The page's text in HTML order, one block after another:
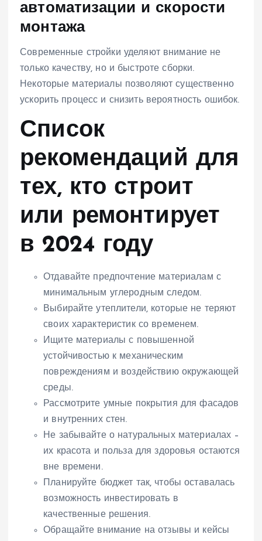
автоматизации и скорости
монтажа
Современные стройки уделяют внимание не
только качеству, но и быстроте сборки.
Некоторые материалы позволяют существенно
ускорить процесс и снизить вероятность ошибок.
Список
рекомендаций для
тех, кто строит
или ремонтирует
в 2024 году
Отдавайте предпочтение материалам с
минимальным углеродным следом.
Выбирайте утеплители, которые не теряют
своих характеристик со временем.
Ищите материалы с повышенной
устойчивостью к механическим
повреждениям и воздействию окружающей
среды.
Рассмотрите умные покрытия для фасадов
и внутренних стен.
Не забывайте о натуральных материалах –
их красота и польза для здоровья остаются
вне времени.
Планируйте бюджет так, чтобы оставалась
возможность инвестировать в
качественные решения.
Обращайте внимание на отзывы и кейсы